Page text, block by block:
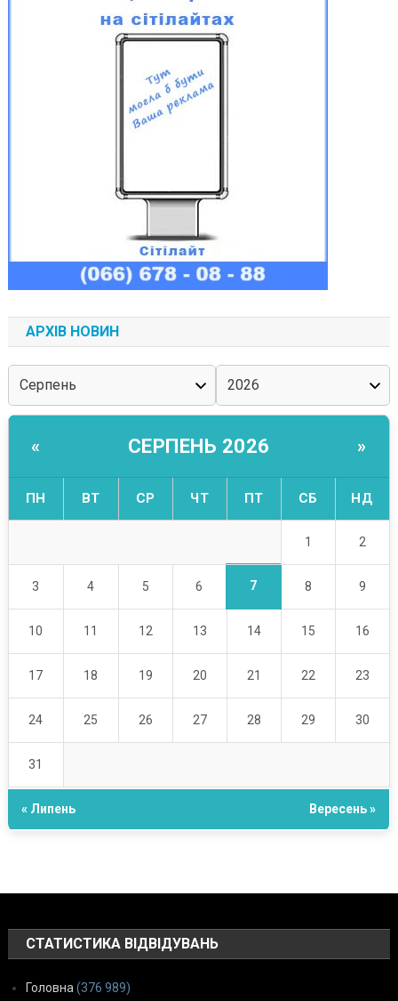
АРХІВ НОВИН
« СЕРПЕНЬ 2026 »
ПН ВТ СР ЧТ ПТ СБ НД
1 2
3 4 5 6 7 8 9
10 11 12 13 14 15 16
17 18 19 20 21 22 23
24 25 26 27 28 29 30
31
« Липень Вересень »
СТАТИСТИКА ВІДВІДУВАНЬ
Головна (376 989)